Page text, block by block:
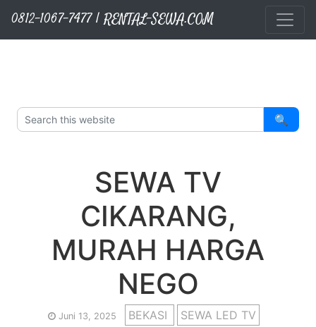
RENTAL-SEWA.COM
Layanan Kami
Sewa Sound System
Sewa TV Matador
Sewa Proyektor
Sewa Videotron
0812-1067-7477 | RENTAL-SEWA.COM
🔍
SEWA TV
CIKARANG,
MURAH HARGA
NEGO
Juni 13, 2025 BEKASI SEWA LED TV